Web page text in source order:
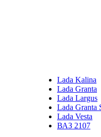
Lada Kalina
Lada Granta
Lada Largus
Lada Granta
Lada Vesta
ВАЗ 2107